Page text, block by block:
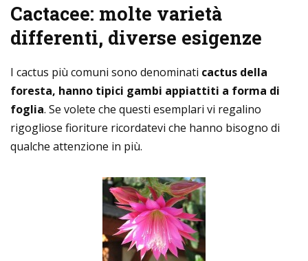
Cactacee: molte varietà
differenti, diverse esigenze
I cactus più comuni sono denominati cactus della
foresta, hanno tipici gambi appiattiti a forma di
foglia. Se volete che questi esemplari vi regalino
rigogliose fioriture ricordatevi che hanno bisogno di
qualche attenzione in più.